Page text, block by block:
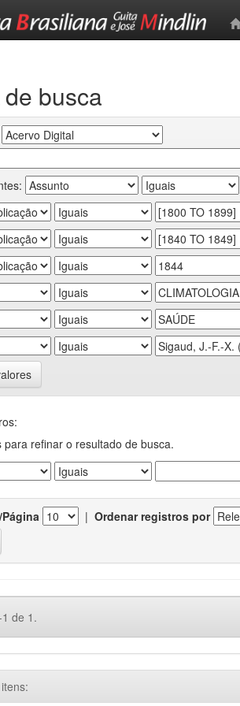
busca
para refinar o resultado de busca.
| Ordenar registros por
de 1.